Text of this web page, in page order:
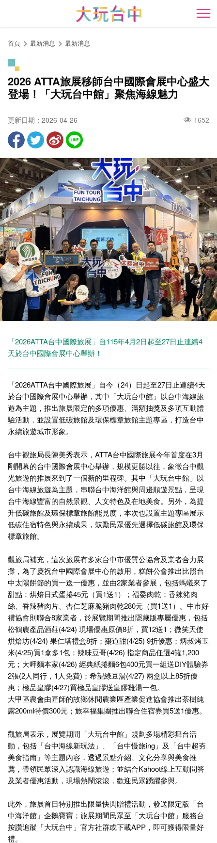
開
首頁 最新消息 最新消息
2026 ATTA旅展移師台中國際會展中心盛大
登場！「大玩台中館」聚焦海線魅力
更新日期：2026-04-26 1652
「2026ATTA台中國際旅展」自115年4月2日起至27日止連續4
天於台中國際會展中心舉辦！
「2026ATTA台中國際旅展」自今（24）日起至27日止連續4天
於台中國際會展中心舉辦，其中「大玩台中館」以台中海線旅
遊為主題，推出旅展限定的多項優惠、滿額抽獎及多項互動體
驗活動，並設置低碳旅館及環保標章旅館主題專區，打造台中
永續旅遊城市形象。
台中觀旅局長陳美秀表示，ATTA台中國際旅展今年首度在3月
剛開幕的台中國際會展中心舉辦，規模更勝以往，象徵台中觀
光旅遊的推展來到了一個新的里程碑。其中「大玩台中館」以
台中海線旅遊為主題，串聯台中海洋館與周邊順遊景點，呈現
台中海線豐富的自然景觀、人文特色及在地美食。另外，為提
升低碳旅館及環保標章旅館能見度，本次也設置主題專區展示
低碳住宿特色與永續成果，鼓勵民眾優先選擇低碳旅館及環保
標章旅館。
觀旅局補充，這次旅展有多家台中市優質公協會及業者合力展
攤，為了慶祝台中國際會展中心的啟用，糕餅公會推出比照台
中太陽餅節的買一送一優惠，並由2家業者參展，包括螞蟻來了
甜點：烘焙日式蛋捲45元（買1送1）；福委肉乾：香辣豬肉
絲、香辣豬肉片、杏仁芝麻脆豬肉乾280元（買1送1）。中市好
禮協會則聯合8家業者，於展覽期間推出隱藏版專屬優惠，包括
松鶴農產品酒莊(4/24) 現場優惠原價8折，買12送1；微笑天使
烘焙坊(4/24) 果仁塔禮盒8折；棗道甜(4/25) 9折優惠；炳叔烤玉
米(4/25)買1盒多1包；辣味豆哥(4/26) 指定商品任選4罐1,200
元；大呷麵本家(4/26) 經典紙捲麵6包400元買一組送DIY體驗券
2張(2人同行，1人免費)；希望綠豆湯(4/27) 兩盒以上85折優
惠；極品皇膠(4/27)買極品皇膠送皇膠雞湯一包。
大甲區農會由匠師的故鄉休閒農業區產業促進協會推出茶樹純
露200ml特價300元；旅幸福集團推出聯合住宿券買5送1優惠。
觀旅局表示，展覽期間「大玩台中館」規劃多場精彩舞台活
動，包括「台中海線新玩法」、「台中慢旅ing」及「台中超夯
美食指南」等主題內容，透過景點介紹、文化分享與美食推
薦，帶領民眾深入認識海線旅遊；並結合Kahoot線上互動問答
及業者優惠活動，現場熱鬧滾滾，歡迎民眾踴躍參與。
此外，旅展首日特別推出限量快閃贈禮活動，發送限定版「台
中海洋館」企鵝寶寶；旅展期間民眾至「大玩台中館」服務台
按讚追蹤「大玩台中」官方社群或下載APP，即可獲得限量好
禮。